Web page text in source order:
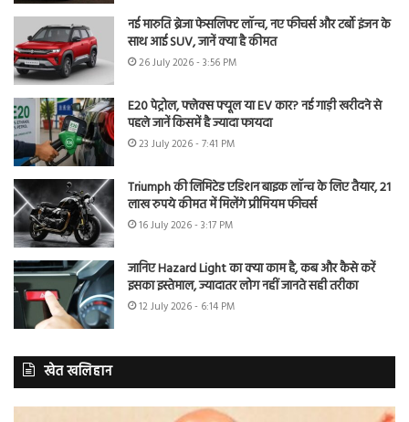
नई मारुति ब्रेजा फेसलिफ्ट लॉन्च, नए फीचर्स और टर्बो इंजन के
साथ आई SUV, जानें क्या है कीमत
26 July 2026 - 3:56 PM
E20 पेट्रोल, फ्लेक्स फ्यूल या EV कार? नई गाड़ी खरीदने से
पहले जानें किसमें है ज्यादा फायदा
23 July 2026 - 7:41 PM
Triumph की लिमिटेड एडिशन बाइक लॉन्च के लिए तैयार, 21
लाख रुपये कीमत में मिलेंगे प्रीमियम फीचर्स
16 July 2026 - 3:17 PM
जानिए Hazard Light का क्या काम है, कब और कैसे करें
इसका इस्तेमाल, ज्यादातर लोग नहीं जानते सही तरीका
12 July 2026 - 6:14 PM
खेत खलिहान